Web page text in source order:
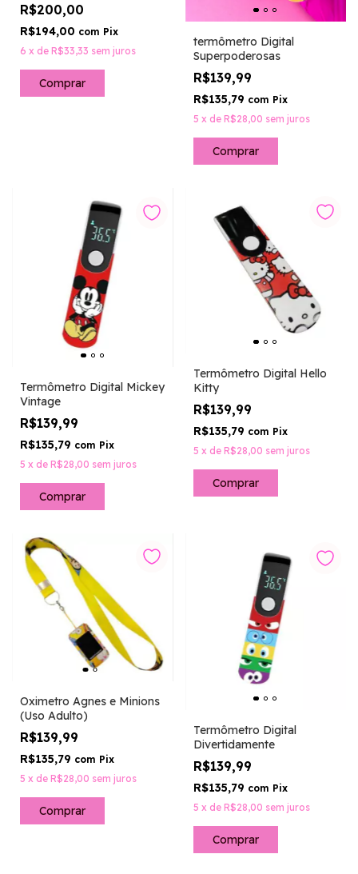
R$200,00
R$194,00 com Pix
6 x de R$33,33 sem juros
termômetro Digital
Superpoderosas
R$139,99
R$135,79 com Pix
5 x de R$28,00 sem juros
Termômetro Digital Mickey
Vintage
R$139,99
R$135,79 com Pix
5 x de R$28,00 sem juros
Termômetro Digital Hello
Kitty
R$139,99
R$135,79 com Pix
5 x de R$28,00 sem juros
Oximetro Agnes e Minions
(Uso Adulto)
R$139,99
R$135,79 com Pix
5 x de R$28,00 sem juros
Termômetro Digital
Divertidamente
R$139,99
R$135,79 com Pix
5 x de R$28,00 sem juros